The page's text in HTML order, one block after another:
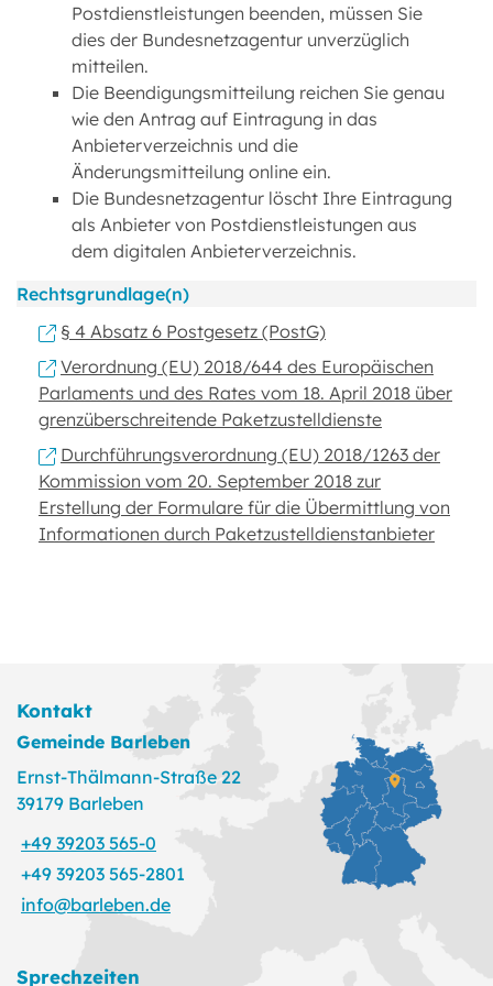
Postdienstleistungen beenden, müssen Sie
dies der Bundesnetzagentur unverzüglich
mitteilen.
Die Beendigungsmitteilung reichen Sie genau
wie den Antrag auf Eintragung in das
Anbieterverzeichnis und die
Änderungsmitteilung online ein.
Die Bundesnetzagentur löscht Ihre Eintragung
als Anbieter von Postdienstleistungen aus
dem digitalen Anbieterverzeichnis.
Rechtsgrundlage(n)
§ 4 Absatz 6 Postgesetz (PostG)
Verordnung (EU) 2018/644 des Europäischen
Parlaments und des Rates vom 18. April 2018 über
grenzüberschreitende Paketzustelldienste
Durchführungsverordnung (EU) 2018/1263 der
Kommission vom 20. September 2018 zur
Erstellung der Formulare für die Übermittlung von
Informationen durch Paketzustelldienstanbieter
Kontakt
Gemeinde Barleben
Ernst-Thälmann-Straße 22
39179 Barleben
+49 39203 565-0
+49 39203 565-2801
info@barleben.de
Sprechzeiten